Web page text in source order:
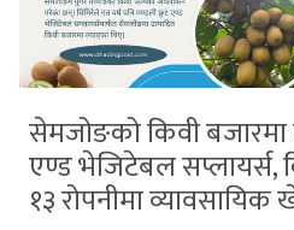
सेमजोङको किवी
एण्ड भेजिटेबल सप्लायर्स,
१३ रोपनीमा व्यावसायिक